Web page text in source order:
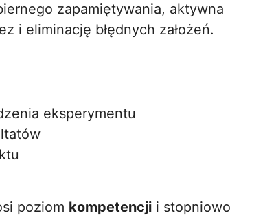
zapamiętywania, aktywna
i eliminację błędnych założeń.
eksperymentu
poziom kompetencji i stopniowo